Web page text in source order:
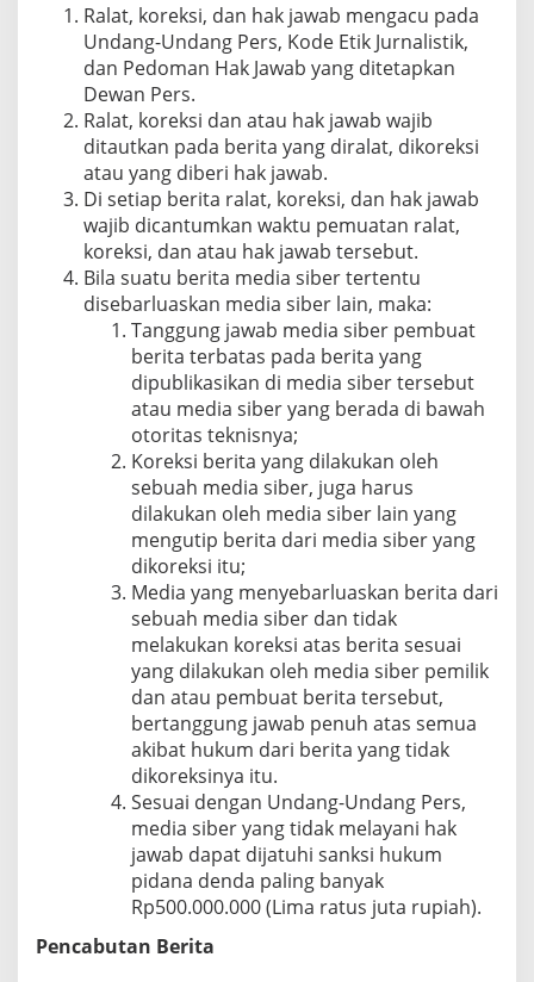
Ralat, koreksi, dan hak jawab mengacu pada
Undang-Undang Pers, Kode Etik Jurnalistik,
dan Pedoman Hak Jawab yang ditetapkan
Dewan Pers.
Ralat, koreksi dan atau hak jawab wajib
ditautkan pada berita yang diralat, dikoreksi
atau yang diberi hak jawab.
Di setiap berita ralat, koreksi, dan hak jawab
wajib dicantumkan waktu pemuatan ralat,
koreksi, dan atau hak jawab tersebut.
Bila suatu berita media siber tertentu
disebarluaskan media siber lain, maka:
Tanggung jawab media siber pembuat
berita terbatas pada berita yang
dipublikasikan di media siber tersebut
atau media siber yang berada di bawah
otoritas teknisnya;
Koreksi berita yang dilakukan oleh
sebuah media siber, juga harus
dilakukan oleh media siber lain yang
mengutip berita dari media siber yang
dikoreksi itu;
Media yang menyebarluaskan berita dari
sebuah media siber dan tidak
melakukan koreksi atas berita sesuai
yang dilakukan oleh media siber pemilik
dan atau pembuat berita tersebut,
bertanggung jawab penuh atas semua
akibat hukum dari berita yang tidak
dikoreksinya itu.
Sesuai dengan Undang-Undang Pers,
media siber yang tidak melayani hak
jawab dapat dijatuhi sanksi hukum
pidana denda paling banyak
Rp500.000.000 (Lima ratus juta rupiah).
Pencabutan Berita